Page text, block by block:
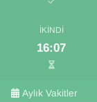
İKINDI
16:07
Aylık Vakitler